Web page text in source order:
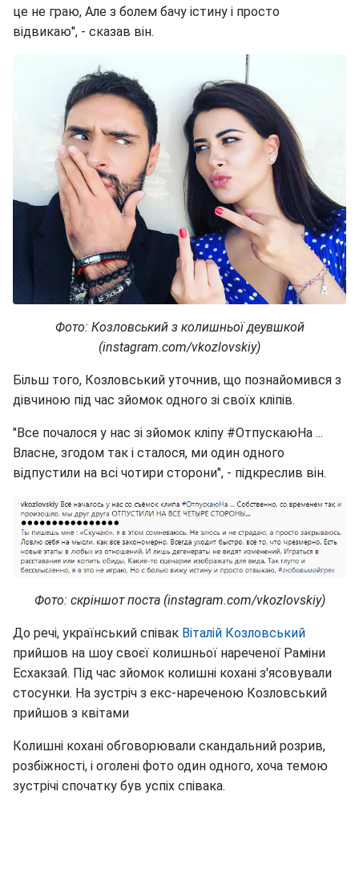
це не граю, Але з болем бачу істину і просто
відвикаю", - сказав він.
Фото: Козловський з колишньої деувшкой
(instagram.com/vkozlovskiy)
Більш того, Козловський уточнив, що познайомився з
дівчиною під час зйомок одного зі своїх кліпів.
"Все почалося у нас зі зйомок кліпу #ОтпускаюНа ...
Власне, згодом так і сталося, ми один одного
відпустили на всі чотири сторони", - підкреслив він.
Фото: скріншот поста (instagram.com/vkozlovskiy)
До речі, український співак Віталій Козловський
прийшов на шоу своєї колишньої нареченої Раміни
Есхакзай. Під час зйомок колишні кохані з'ясовували
стосунки. На зустріч з екс-нареченою Козловський
прийшов з квітами
Колишні кохані обговорювали скандальний розрив,
розбіжності, і оголені фото один одного, хоча темою
зустрічі спочатку був успіх співака.